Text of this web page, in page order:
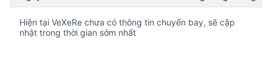
Hiện tại VeXeRe chưa có thông tin chuyến bay, sẽ cập
nhật trong thời gian sớm nhất